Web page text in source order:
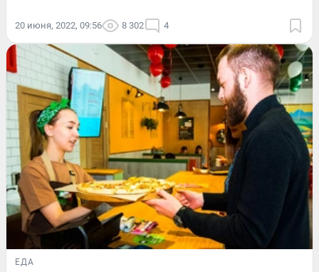
20 июня, 2022, 09:56 8 302 4
ЕДА